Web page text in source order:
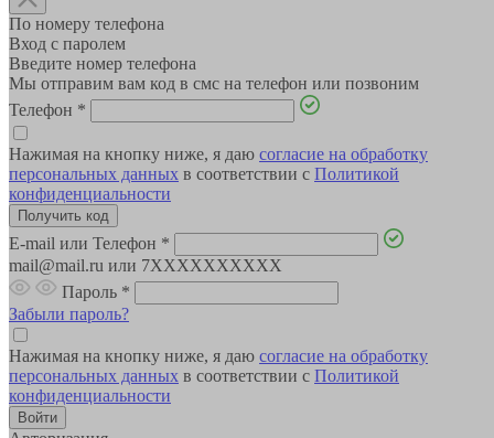
По номеру телефона
Вход с паролем
Введите номер телефона
Мы отправим вам код в смс на телефон или позвоним
Телефон *
Нажимая на кнопку ниже, я даю согласие на обработку
персональных данных в соответствии с Политикой
конфиденциальности
E-mail или Телефон *
mail@mail.ru или 7XXXXXXXXXX
Пароль *
Забыли пароль?
Нажимая на кнопку ниже, я даю согласие на обработку
персональных данных в соответствии с Политикой
конфиденциальности